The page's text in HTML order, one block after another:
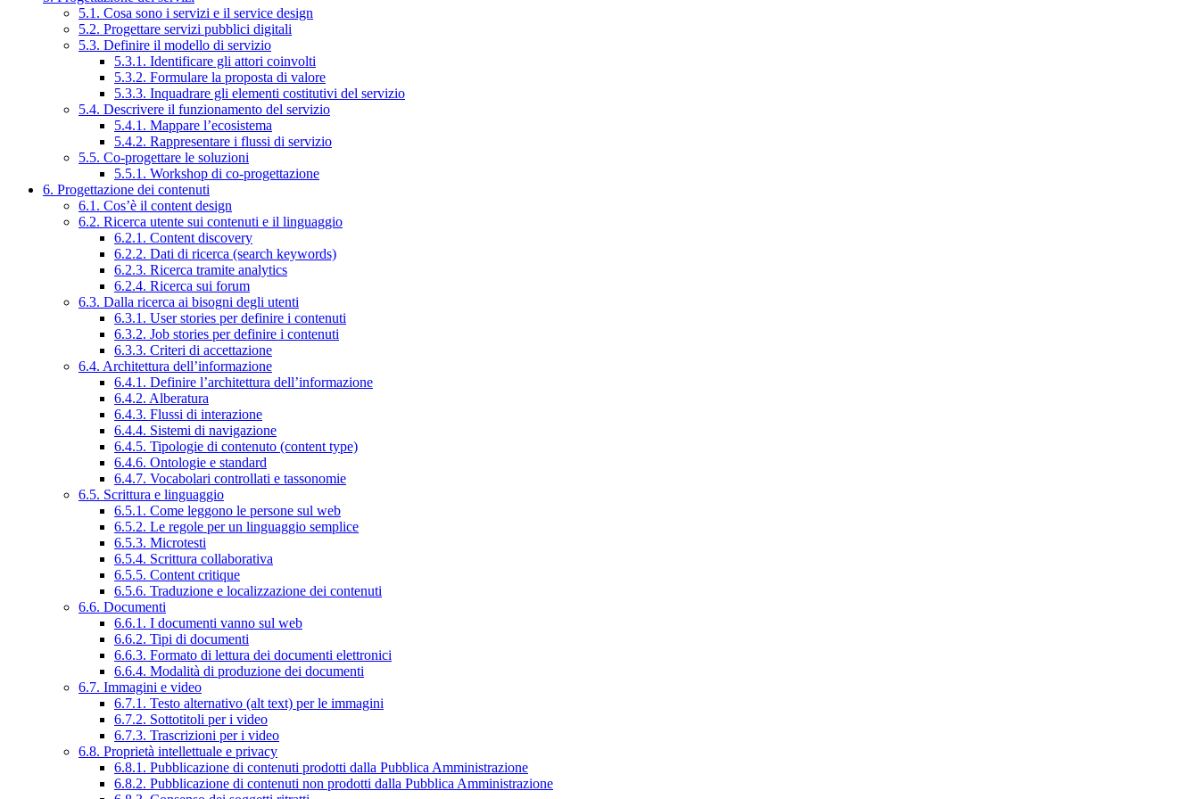
5.1. Cosa sono i servizi e il service design
5.2. Progettare servizi pubblici digitali
5.3. Definire il modello di servizio
5.3.1. Identificare gli attori coinvolti
5.3.2. Formulare la proposta di valore
5.3.3. Inquadrare gli elementi costitutivi del servizio
5.4. Descrivere il funzionamento del servizio
5.4.1. Mappare l’ecosistema
5.4.2. Rappresentare i flussi di servizio
5.5. Co-progettare le soluzioni
5.5.1. Workshop di co-progettazione
6. Progettazione dei contenuti
6.1. Cos’è il content design
6.2. Ricerca utente sui contenuti e il linguaggio
6.2.1. Content discovery
6.2.2. Dati di ricerca (search keywords)
6.2.3. Ricerca tramite analytics
6.2.4. Ricerca sui forum
6.3. Dalla ricerca ai bisogni degli utenti
6.3.1. User stories per definire i contenuti
6.3.2. Job stories per definire i contenuti
6.3.3. Criteri di accettazione
6.4. Architettura dell’informazione
6.4.1. Definire l’architettura dell’informazione
6.4.2. Alberatura
6.4.3. Flussi di interazione
6.4.4. Sistemi di navigazione
6.4.5. Tipologie di contenuto (content type)
6.4.6. Ontologie e standard
6.4.7. Vocabolari controllati e tassonomie
6.5. Scrittura e linguaggio
6.5.1. Come leggono le persone sul web
6.5.2. Le regole per un linguaggio semplice
6.5.3. Microtesti
6.5.4. Scrittura collaborativa
6.5.5. Content critique
6.5.6. Traduzione e localizzazione dei contenuti
6.6. Documenti
6.6.1. I documenti vanno sul web
6.6.2. Tipi di documenti
6.6.3. Formato di lettura dei documenti elettronici
6.6.4. Modalità di produzione dei documenti
6.7. Immagini e video
6.7.1. Testo alternativo (alt text) per le immagini
6.7.2. Sottotitoli per i video
6.7.3. Trascrizioni per i video
6.8. Proprietà intellettuale e privacy
6.8.1. Pubblicazione di contenuti prodotti dalla Pubblica Amministrazione
6.8.2. Pubblicazione di contenuti non prodotti dalla Pubblica Amministrazione